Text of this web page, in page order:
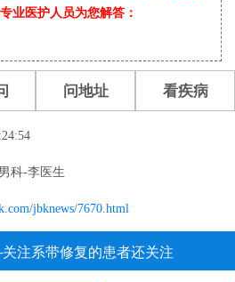
业医护人员为您解答：
问地址 看疾病
科-李医生
jbknews/7670.html
注系带修复的患者还关注